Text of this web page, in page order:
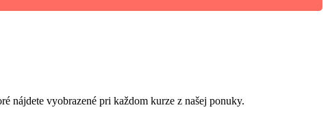
nájdete vyobrazené pri každom kurze z našej ponuky.